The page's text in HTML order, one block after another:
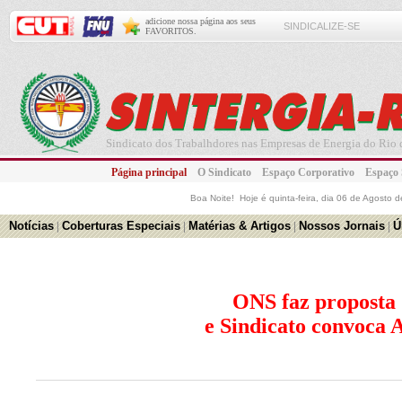
adicione nossa página aos seus
FAVORITOS.
SINDICALIZE-SE
Sindicato dos Trabalhdores nas Empresas de Energia do Rio
Página principal O Sindicato Espaço Corporativo
Boa Noite! Hoje é quinta-feira, dia 06 de Agosto
Notícias|Coberturas Especiais|Matérias & Artigos|Nossos Jornais|
ONS faz
e Sindicato convoca